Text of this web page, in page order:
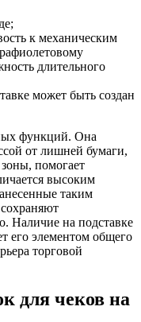
к механическим
длительного
может быть создан
функций. Она
от лишней бумаги,
помогает
высоким
таким
Наличие на подставке
его элементом общего
торговой
для чеков на